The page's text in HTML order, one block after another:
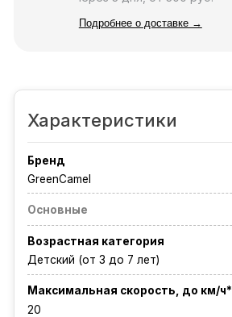
Подробнее о доставке →
Характеристики
Бренд
GreenCamel
Основные
Возрастная категория
Детский (от 3 до 7 лет)
Максимальная скорость, до км/ч*
20